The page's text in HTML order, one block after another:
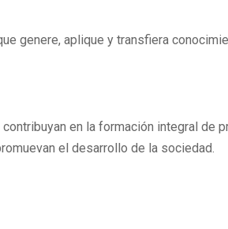
genere, aplique y transfiera
en la formación integral
el desarrollo de la sociedad.